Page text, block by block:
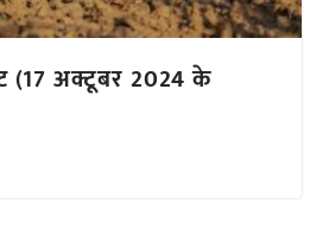
(17 अक्टूबर 2024 के